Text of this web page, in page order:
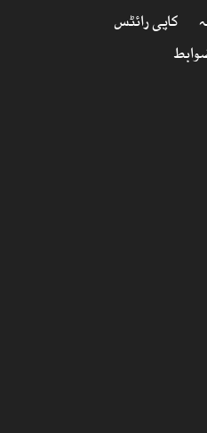
کاپی رائٹس